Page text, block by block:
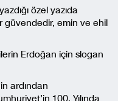
özel yazıda
güvendedir, emin ve ehil
Erdoğan için slogan
ardından
100. Yılında